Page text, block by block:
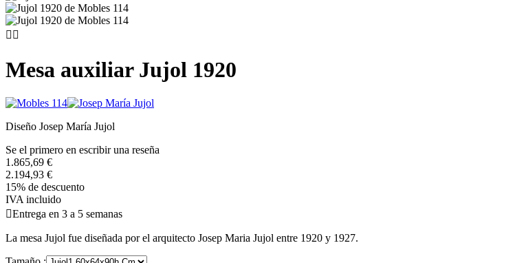
 
Mesa auxiliar Jujol 1920
Diseño Josep María Jujol
Se el primero en escribir una reseña
1.865,69 €
2.194,93 €
15% de descuento
IVA incluido
Entrega en 3 a 5 semanas
La mesa Jujol fue diseñada por el arquitecto Josep Maria Jujol entre 1920 y 1927.